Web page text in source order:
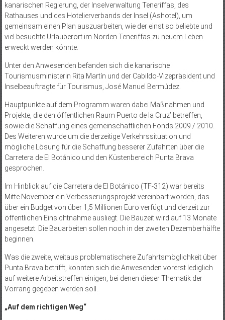
kanarischen Regierung, der Inselverwaltung Teneriffas, des
Rathauses und des Hotelierverbands der Insel (Ashotel), um
gemeinsam einen Plan auszuarbeiten, wie der einst so beliebte und
viel besuchte Urlauberort im Norden Teneriffas zu neuem Leben
erweckt werden könnte.
Unter den Anwesenden befanden sich die kanarische
Tourismusministerin Rita Martín und der Cabildo-Vizepräsident und
Inselbeauftragte für Tourismus, José Manuel Bermúdez.
Hauptpunkte auf dem Programm waren dabei Maßnahmen und
Projekte, die den öffentlichen Raum Puerto de la Cruz’ betreffen,
sowie die Schaffung eines gemeinschaftlichen Fonds 2009 / 2010.
Des Weiteren wurde um die derzeitige Verkehrssituation und
mögliche Lösung für die Schaffung besserer Zufahrten über die
Carretera de El Botánico und den Küstenbereich Punta Brava
gesprochen.
Im Hinblick auf die Carretera de El Botánico (TF-312) war bereits
Mitte November ein Verbesserungsprojekt vereinbart worden, das
über ein Budget von über 1,5 Millionen Euro verfügt und derzeit zur
öffentlichen Einsichtnahme ausliegt. Die Bauzeit wird auf 13 Monate
angesetzt. Die Bauarbeiten sollen noch in der zweiten Dezemberhälfte
beginnen.
Was die zweite, weitaus problematischere Zufahrtsmöglichkeit über
Punta Brava betrifft, konnten sich die Anwesenden vorerst lediglich
auf weitere Arbeitstreffen einigen, bei denen dieser Thematik der
Vorrang gegeben werden soll.
„Auf dem richtigen Weg“